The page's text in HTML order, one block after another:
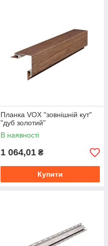
Планка VOX "зовнішній кут"
"дуб золотий"
В наявності
1 064,01 ₴
Купити